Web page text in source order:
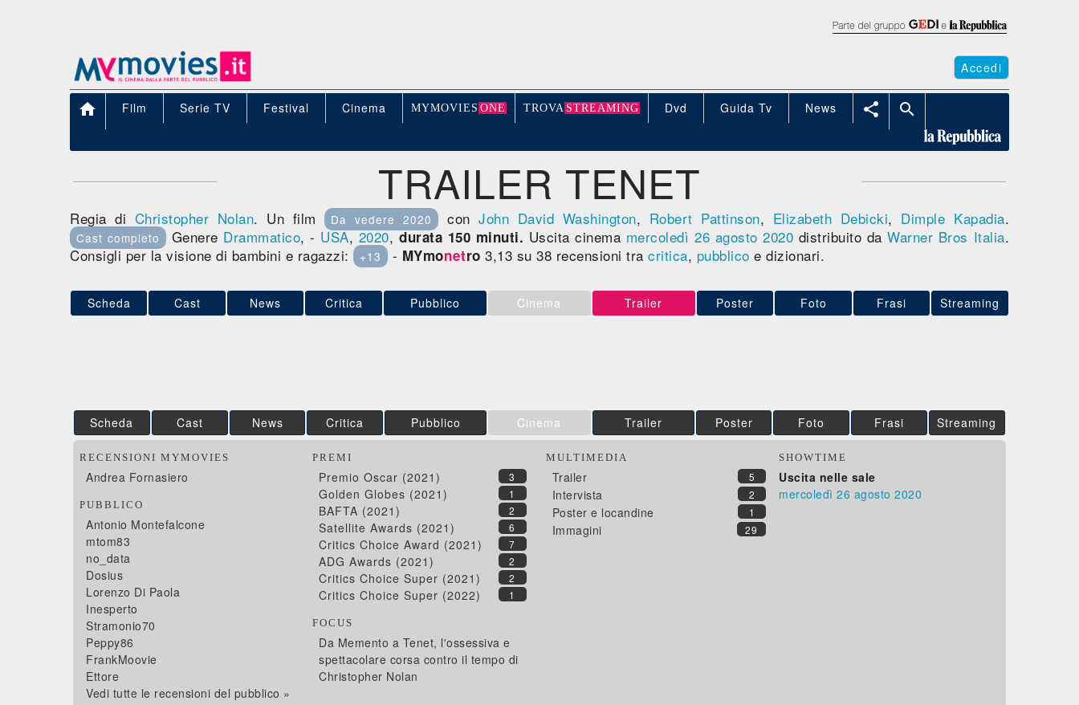
Accedi
 Film Serie TV Festival Cinema MYMOVIE S ONE TROVA STREAMING Dvd Guida Tv News  
TRAILER TENET
Regia di Christopher Nolan. Un film Da vedere 2020 conJohn David Washington, Robert Pattinson, Elizabeth Debicki, Dimple Kapadia.
Cast completo Genere Drammatico, - USA,2020,durata 150 minuti. Uscita cinema mercoledì 26 agosto 2020 distribuito daWarner Bros Italia.
Consigli per la visione di bambini e ragazzi:
+13 - MYmonetro 3,13 su 38 recensioni tra critica, pubblico e dizionari.
Scheda Cast News Critica Pubblico Cinema Trailer Poster Foto Frasi Streaming
Scheda Cast News Critica Pubblico Cinema Trailer Poster Foto Frasi Streaming
RECENSIONI MYMOVIES
Andrea Fornasiero
PUBBLICO
Antonio Montefalcone
mtom83
no_data
Dosius
Lorenzo Di Paola
Inesperto
Stramonio70
Peppy86
FrankMoovie
Ettore
Vedi tutte le recensioni del pubblico »
PREMI
3
Premio Oscar (2021)
1
Golden Globes (2021)
2
BAFTA (2021)
6
Satellite Awards (2021)
7
Critics Choice Award (2021)
2
ADG Awards (2021)
2
Critics Choice Super (2021)
1
Critics Choice Super (2022)
FOCUS
Da Memento a Tenet, l'ossessiva e
spettacolare corsa contro il tempo di
Christopher Nolan
MULTIMEDIA
5
Trailer
2
Intervista
1
Poster e locandine
29
Immagini
SHOWTIME
Uscita nelle sale
mercoledì 26 agosto 2020